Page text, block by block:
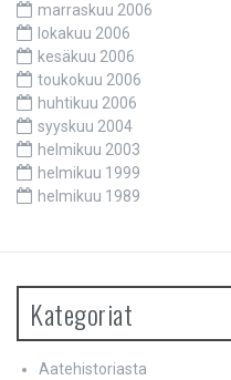
marraskuu 2006
lokakuu 2006
kesäkuu 2006
toukokuu 2006
huhtikuu 2006
syyskuu 2004
helmikuu 2003
helmikuu 1999
helmikuu 1989
Kategoriat
Aatehistoriasta